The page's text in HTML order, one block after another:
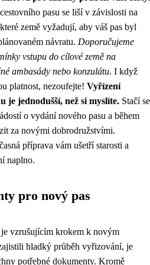
pasu se liší v závislosti na
země vyžadují, aby váš pas byl
návratu. Doporučujeme
vstupu do cílové země na
ambasády nebo konzulátu. I když
platnost, nezoufejte! Vyřízení
je jednodušší, než si myslíte. Stačí se
o vydání nového pasu a během
za novými dobrodružstvími.
příprava vám ušetří starosti a
naplno.
pro nový pas
vzrušujícím krokem k novým
hladký průběh vyřizování, je
potřebné dokumenty. Kromě